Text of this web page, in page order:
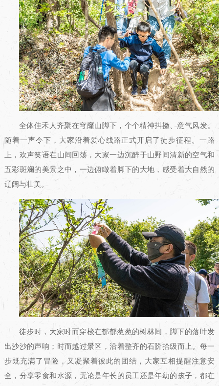
全体佳禾人齐聚在穹窿山脚下，个个精神抖擞、意气风发。
随着一声令下，大家沿着爱心线路正式开启了徒步征程。一路
上，欢声笑语在山间回荡，大家一边沉醉于山野间清新的空气和
五彩斑斓的美景之中，一边俯瞰着脚下的大地，感受着大自然的
辽阔与壮美。
徒步时，大家时而穿梭在郁郁葱葱的树林间，脚下的落叶发
出沙沙的声响；时而越过景区，沿着整齐的石阶拾级而上。每一
步既充满了冒险，又凝聚着彼此的团结，大家互相提醒注意安
全，分享零食和水源，无论是年长的员工还是年幼的孩子，都在